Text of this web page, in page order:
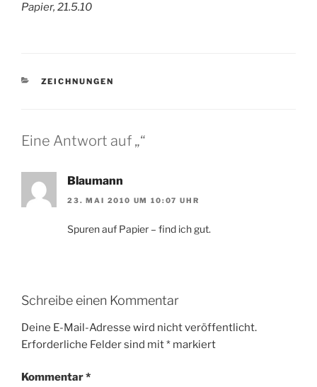
Papier, 21.5.10
KATEGORIEN
ZEICHNUNGEN
Eine Antwort auf „“
Blaumann
23. MAI 2010 UM 10:07 UHR
Spuren auf Papier – find ich gut.
Schreibe einen Kommentar
Deine E-Mail-Adresse wird nicht veröffentlicht.
Erforderliche Felder sind mit* markiert
Kommentar*